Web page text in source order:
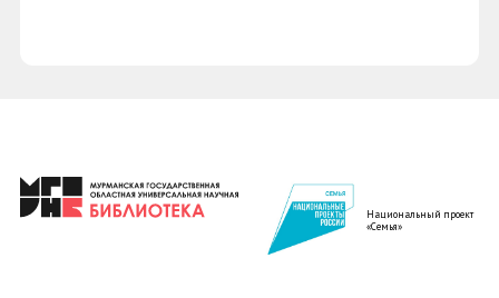
Национальный проект
«Семья»